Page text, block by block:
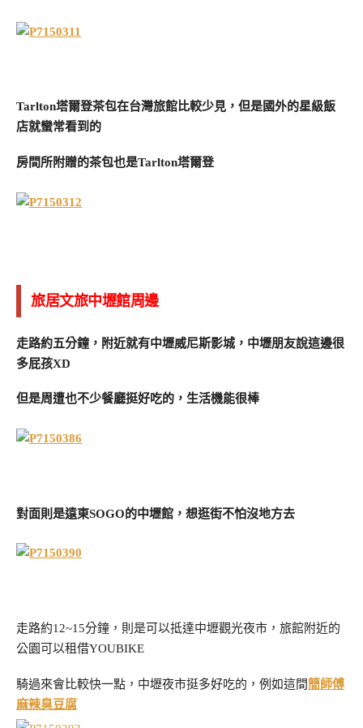
Tarlton塔爾登茶包在台灣旅館比較少見，但是國外的星級飯
店就蠻常看到的
房間所附贈的茶包也是Tarlton塔爾登
旅居文旅中壢館周邊
走路約五分鐘，附近就有中壢威尼斯影城，中壢朋友說這邊很
多屁孩XD
但是周遭也不少餐廳挺好吃的，生活機能很棒
對面則是遠東SOGO的中壢館，想逛街不怕沒地方去
走路約12~15分鐘，則是可以抵達中壢觀光夜市，旅館附近的
公園可以租借YOUBIKE
騎過來會比較快一點，中壢夜市挺多好吃的，例如這間簡師傅
麻辣臭豆腐